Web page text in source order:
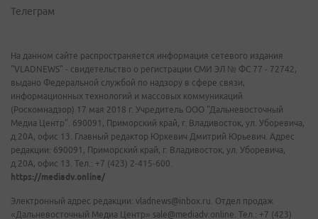
Телеграм
На данном сайте распространяется информация сетевого издания
"VLADNEWS" - свидетельство о регистрации СМИ ЭЛ № ФС 77 - 72742,
выдано Федеральной службой по надзору в сфере связи,
информационных технологий и массовых коммуникаций
(Роскомнадзор) 17 мая 2018 г. Учредитель ООО "Дальневосточный
Медиа Центр". 690091, Приморский край, г. Владивосток, ул. Уборевича,
д.20А, офис 13. Главный редактор Юркевич Дмитрий Юрьевич. Адрес
редакции: 690091, Приморский край, г. Владивосток, ул. Уборевича,
д.20А, офис 13. Тел.: +7 (423) 2-415-600.
https://mediadv.online/
Электронный адрес редакции: vladnews@inbox.ru. Отдел продаж
«Дальневосточный Медиа Центр» sale@mediadv.online. Тел.: +7 (423)